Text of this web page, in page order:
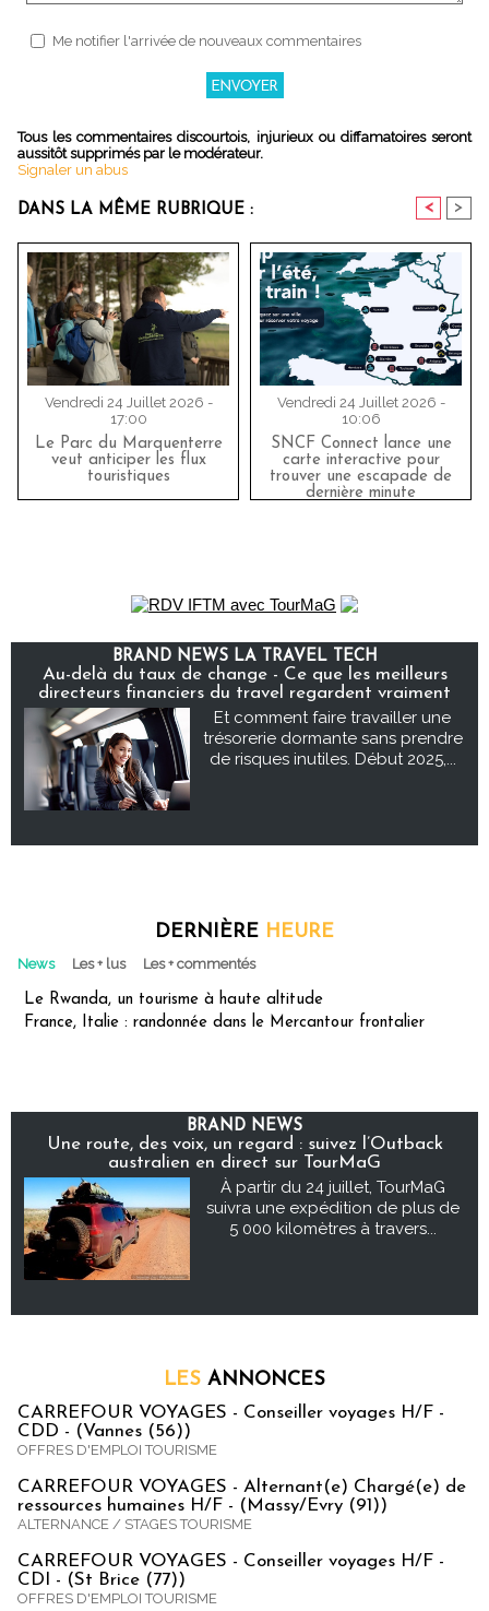
Me notifier l'arrivée de nouveaux commentaires
Tous les commentaires discourtois, injurieux ou diffamatoires seront
aussitôt supprimés par le modérateur.
Signaler un abus
DANS LA MÊME RUBRIQUE : < >
Vendredi 24 Juillet 2026 -
17:00
Le Parc du Marquenterre
veut anticiper les flux
touristiques
Vendredi 24 Juillet 2026 -
10:06
SNCF Connect lance une
carte interactive pour
trouver une escapade de
dernière minute
BRAND NEWS LA TRAVEL TECH
Au-delà du taux de change - Ce que les meilleurs
directeurs financiers du travel regardent vraiment
Et comment faire travailler une
trésorerie dormante sans prendre
de risques inutiles. Début 2025,...
DERNIÈRE HEURE
News Les + lus Les + commentés
Le Rwanda, un tourisme à haute altitude
France, Italie : randonnée dans le Mercantour frontalier
BRAND NEWS
Une route, des voix, un regard : suivez l’Outback
australien en direct sur TourMaG
À partir du 24 juillet, TourMaG
suivra une expédition de plus de
5 000 kilomètres à travers...
LES ANNONCES
CARREFOUR VOYAGES - Conseiller voyages H/F -
CDD - (Vannes (56))
OFFRES D'EMPLOI TOURISME
CARREFOUR VOYAGES - Alternant(e) Chargé(e) de
ressources humaines H/F - (Massy/Evry (91))
ALTERNANCE / STAGES TOURISME
CARREFOUR VOYAGES - Conseiller voyages H/F -
CDI - (St Brice (77))
OFFRES D'EMPLOI TOURISME